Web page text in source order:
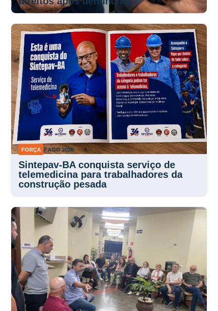
FORÇA 7 AGO 2026
Sintepav-BA conquista serviço de
telemedicina para trabalhadores da
construção pesada